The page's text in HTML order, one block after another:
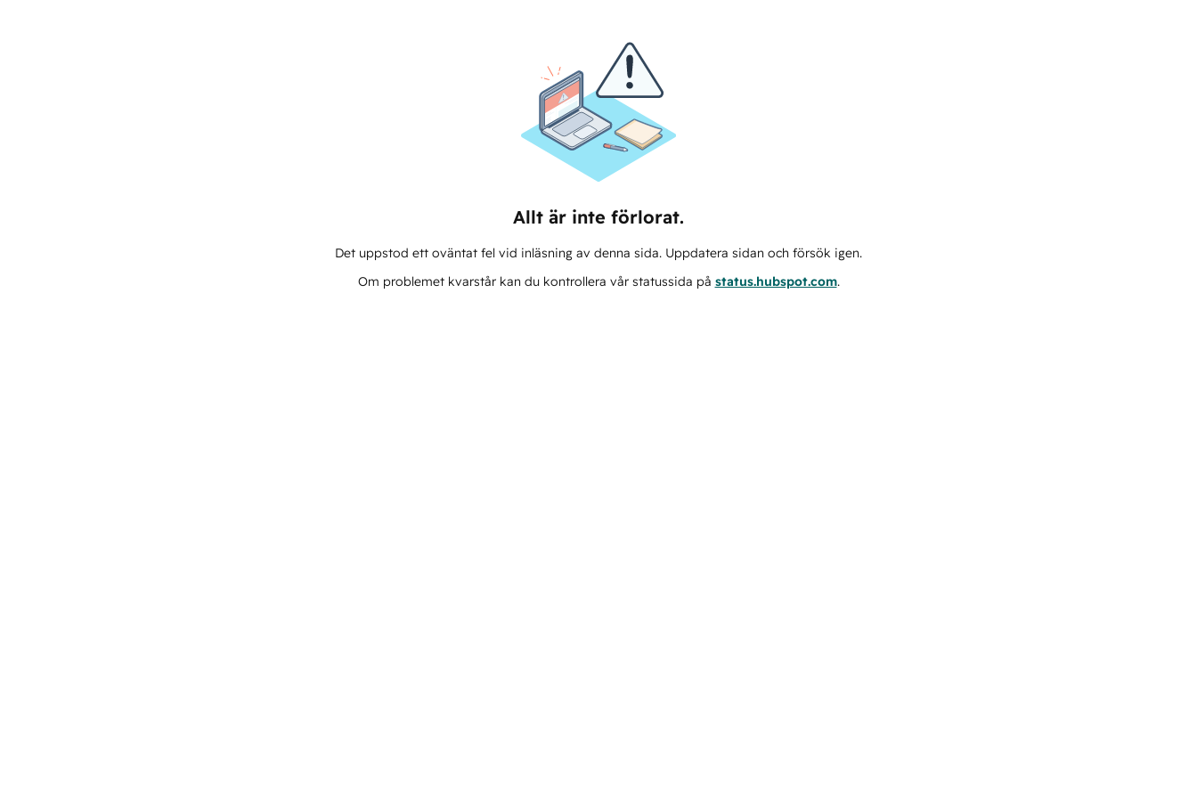
Allt är inte förlorat.
Det uppstod ett oväntat fel vid inläsning av denna sida. Uppdatera sidan och försök igen.
Om problemet kvarstår kan du kontrollera vår statussida på status.hubspot.com.